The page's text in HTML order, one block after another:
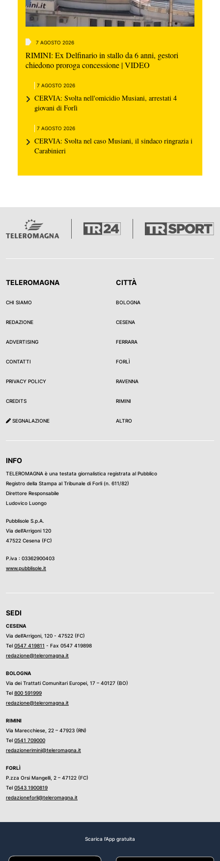
7 AGOSTO 2026
RIMINI: Ex Delfinario in stallo da 6 anni, gestori
chiedono proroga concessione | VIDEO
7 AGOSTO 2026
CERVIA: Svolta nell'omicidio Musiani, arrestati 4
giovani di Forlì
7 AGOSTO 2026
CERVIA: Svolta nel caso Musiani, il sindaco ringrazia i
Carabinieri
TELEROMAGNA
CHI SIAMO
REDAZIONE
ADVERTISING
CONTATTI
PRIVACY POLICY
CREDITS
SEGNALAZIONE
CITTÀ
BOLOGNA
CESENA
FERRARA
FORLÌ
RAVENNA
RIMINI
ALTRO
INFO
TELEROMAGNA è una testata giornalistica registrata al Pubblico
Registro della Stampa al Tribunale di Forli (n. 611/82)
Direttore Responsabile
Ludovico Luongo
Pubblisole S.p.A.
Via dell’Arrigoni 120
47522 Cesena (FC)
P.iva : 03362900403
www.pubblisole.it
SEDI
CESENA
Via dell’Arrigoni, 120 - 47522 (FC)
Tel 0547 419811 - Fax 0547 419898
redazione@teleromagna.it
BOLOGNA
Via dei Trattati Comunitari Europei, 17 – 40127 (BO)
Tel 800 591999
redazione@teleromagna.it
RIMINI
Via Marecchiese, 22 – 47923 (RN)
Tel 0541 709000
redazionerimini@teleromagna.it
FORLÌ
P.zza Orsi Mangelli, 2 – 47122 (FC)
Tel 0543 1900819
redazioneforli@teleromagna.it
Scarica l'App gratuita